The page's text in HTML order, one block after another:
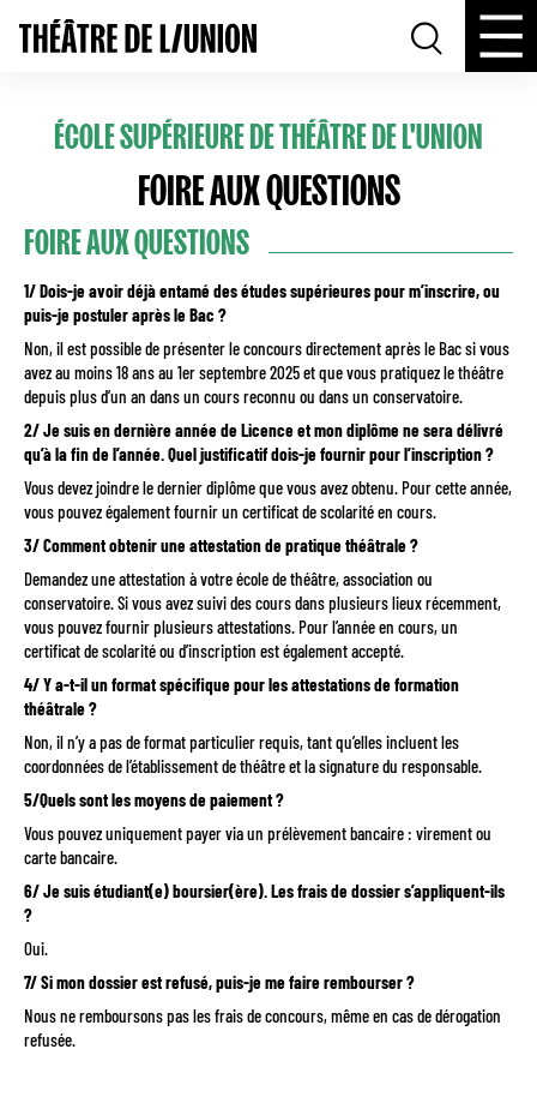
ÉCOLE SUPÉRIEURE DE THÉÂTRE DE L'UNION
FOIRE AUX QUESTIONS
FOIRE AUX QUESTIONS
1/ Dois-je avoir déjà entamé des études supérieures pour m’inscrire, ou
puis-je postuler après le Bac ?
Non, il est possible de présenter le concours directement après le Bac si vous
avez au moins 18 ans au 1er septembre 2025 et que vous pratiquez le théâtre
depuis plus d’un an dans un cours reconnu ou dans un conservatoire.
2/ Je suis en dernière année de Licence et mon diplôme ne sera délivré
qu’à la fin de l’année. Quel justificatif dois-je fournir pour l’inscription ?
Vous devez joindre le dernier diplôme que vous avez obtenu. Pour cette année,
vous pouvez également fournir un certificat de scolarité en cours.
3/ Comment obtenir une attestation de pratique théâtrale ?
Demandez une attestation à votre école de théâtre, association ou
conservatoire. Si vous avez suivi des cours dans plusieurs lieux récemment,
vous pouvez fournir plusieurs attestations. Pour l’année en cours, un
certificat de scolarité ou d’inscription est également accepté.
4/ Y a-t-il un format spécifique pour les attestations de formation
théâtrale ?
Non, il n’y a pas de format particulier requis, tant qu’elles incluent les
coordonnées de l’établissement de théâtre et la signature du responsable.
5/Quels sont les moyens de paiement ?
Vous pouvez uniquement payer via un prélèvement bancaire : virement ou
carte bancaire.
6/ Je suis étudiant(e) boursier(ère). Les frais de dossier s’appliquent-ils
?
Oui.
7/ Si mon dossier est refusé, puis-je me faire rembourser ?
Nous ne remboursons pas les frais de concours, même en cas de dérogation
refusée.